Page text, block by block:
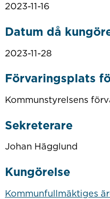
2023-11-16
Datum då
2023-11-28
Förvaringsplats
Kommunstyrelsens
Sekreterare
Johan Hägglund
Kungörelse
Kommunfullmäktiges